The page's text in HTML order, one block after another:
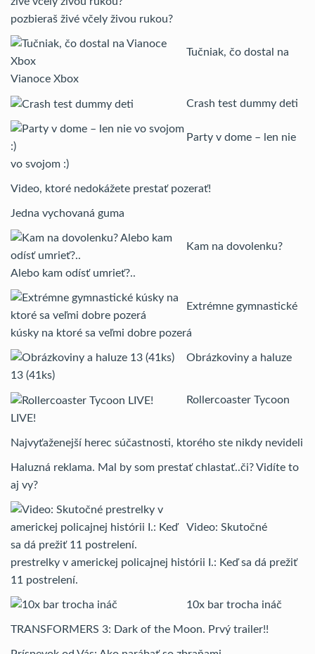
pozbieraš živé včely živou rukou?
Tučniak, čo dostal na
Vianoce Xbox
Crash test dummy deti
Party v dome – len nie
vo svojom :)
Video, ktoré nedokážete prestať pozerať!
Jedna vychovaná guma
Kam na dovolenku?
Alebo kam odísť umrieť?..
Extrémne gymnastické
kúsky na ktoré sa veľmi dobre pozerá
Obrázkoviny a haluze
13 (41ks)
Rollercoaster Tycoon
LIVE!
Najvyťaženejší herec súčastnosti, ktorého ste nikdy nevideli
Haluzná reklama. Mal by som prestať chlastať..či? Vidíte to
aj vy?
Video: Skutočné
prestrelky v americkej policajnej histórii I.: Keď sa dá prežiť
11 postrelení.
10x bar trocha ináč
TRANSFORMERS 3: Dark of the Moon. Prvý trailer!!